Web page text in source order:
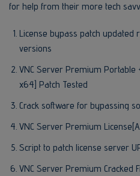
for help from their more tech
License bypass patch
versions
VNC Server Premium
x64] Patch Tested
Crack software for bypassing
VNC Server Premium
Script to patch license server
VNC Server Premium Cracked